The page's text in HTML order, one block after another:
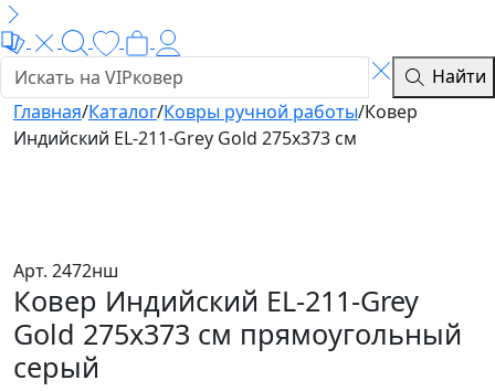
Найти
Главная/Каталог/Ковры ручной работы/Ковер
Индийский EL-211-Grey Gold 275x373 см
Арт. 2472нш
Ковер Индийский EL-211-Grey
Gold 275x373 см прямоугольный
серый